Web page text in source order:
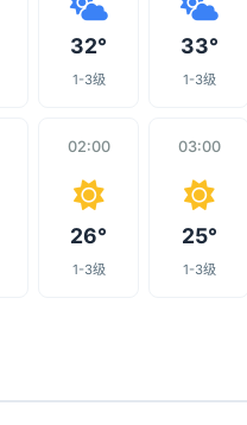
32°
1-3级
33°
1-3级
02:00
26°
1-3级
03:00
25°
1-3级